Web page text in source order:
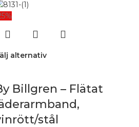
alternativ
Billgren – Flätat
stål